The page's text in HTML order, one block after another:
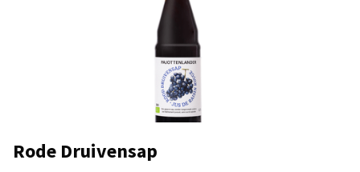
Rode Druivensap